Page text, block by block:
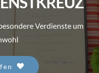
Verdienste um